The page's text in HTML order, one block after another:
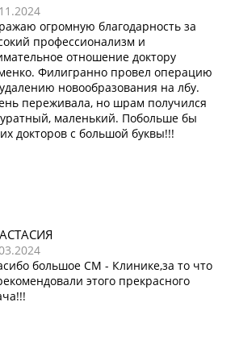
огромную благодарность за
профессионализм и
отношение доктору
Филигранно провел операцию
новообразования на лбу.
переживала, но шрам получился
маленький. Побольше бы
докторов с большой буквы!!!
большое СМ - Клинике,за то что
этого прекрасного